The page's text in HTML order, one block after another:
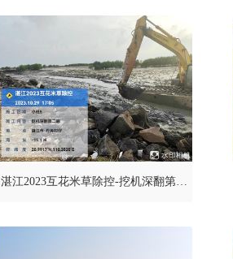
湛江2023互花米草除控-挖机深翻第二